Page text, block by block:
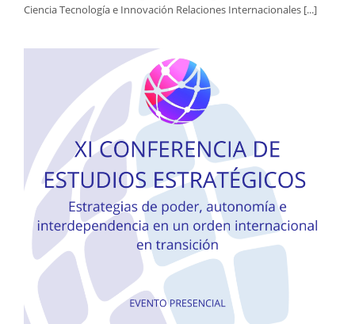
Ciencia Tecnología e Innovación Relaciones Internacionales [...]